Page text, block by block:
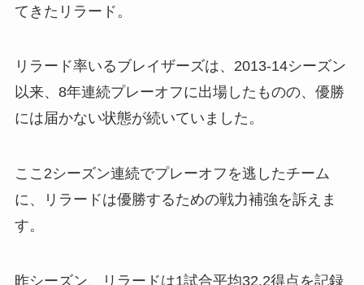
てきたリラード。
リラード率いるブレイザーズは、2013-14シーズン
以来、8年連続プレーオフに出場したものの、優勝
には届かない状態が続いていました。
ここ2シーズン連続でプレーオフを逃したチーム
に、リラードは優勝するための戦力補強を訴えま
す。
昨シーズン、リラードは1試合平均32.2得点を記録